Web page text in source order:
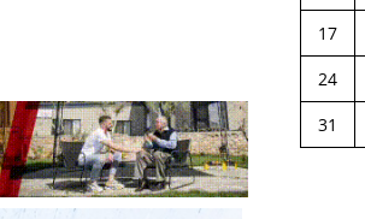
17
24
31